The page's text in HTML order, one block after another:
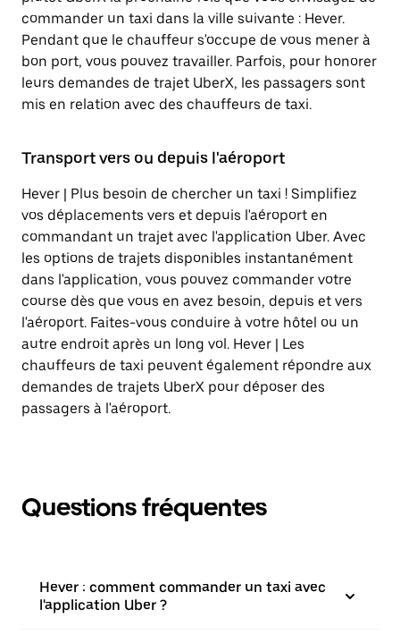
commander un taxi dans la ville suivante : Hever.
Pendant que le chauffeur s'occupe de vous mener à
bon port, vous pouvez travailler. Parfois, pour honorer
leurs demandes de trajet UberX, les passagers sont
mis en relation avec des chauffeurs de taxi.
Transport vers ou depuis l'aéroport
Hever | Plus besoin de chercher un taxi ! Simplifiez
vos déplacements vers et depuis l'aéroport en
commandant un trajet avec l'application Uber. Avec
les options de trajets disponibles instantanément
dans l'application, vous pouvez commander votre
course dès que vous en avez besoin, depuis et vers
l'aéroport. Faites-vous conduire à votre hôtel ou un
autre endroit après un long vol. Hever | Les
chauffeurs de taxi peuvent également répondre aux
demandes de trajets UberX pour déposer des
passagers à l'aéroport.
Questions fréquentes
Hever : comment commander un taxi avec
l'application Uber ?